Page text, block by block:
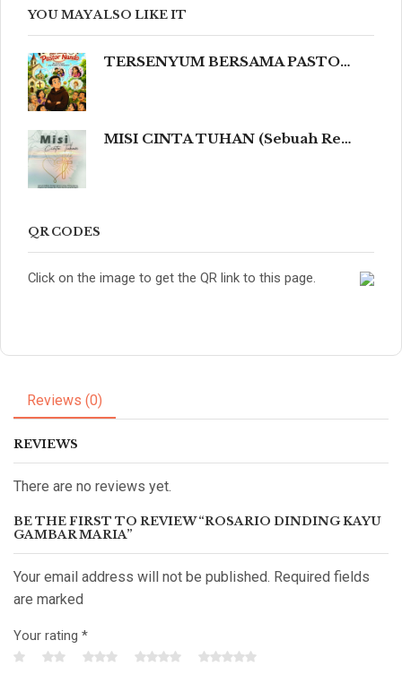
YOU MAY ALSO LIKE IT
TERSENYUM BERSAMA PASTOR NANDO 80 Humor Ringan tentang Iman, Kehidupan, dan Kemanusiaan
MISI CINTA TUHAN (Sebuah Refleksi Teologis dalam Cahaya Kidung Agung, Magisterium Gereja, dan Tradisi Katolik yang Mengalir dalam Keindahan Budaya serta Spiritualitas Mendalam yang Menyentuh dan Meneguhkan Hati Beriman.)
QR CODES
Click on the image to get the QR link to this page.
Reviews (0)
REVIEWS
There are no reviews yet.
BE THE FIRST TO REVIEW “ROSARIO DINDING KAYU
GAMBAR MARIA”
Your email address will not be published. Required fields
are marked
Your rating *